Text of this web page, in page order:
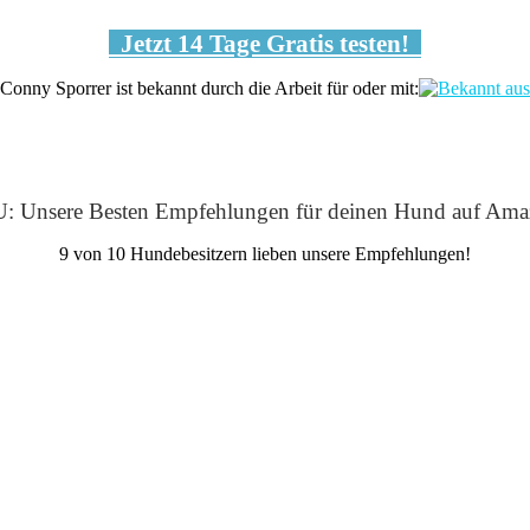
Jetzt 14 Tage Gratis testen!
Conny Sporrer ist bekannt durch die Arbeit für oder mit:
Unsere Besten Empfehlungen für deinen Hund auf
9 von 10 Hundebesitzern lieben unsere Empfehlungen!